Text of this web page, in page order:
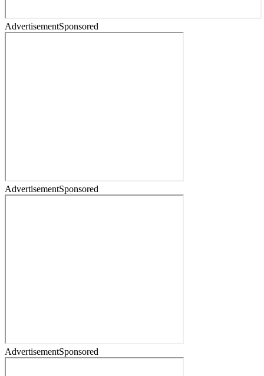
AdvertisementSponsored
AdvertisementSponsored
AdvertisementSponsored